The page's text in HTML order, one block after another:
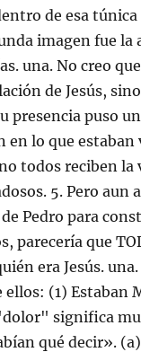
de esa túnica
imagen fue la
una. No creo
de Jesús,
presencia puso
en lo que estaban
todos reciben la
5. Pero aun
Pedro para
parecería que
era Jesús.
(1) Estaban
significa
qué decir».